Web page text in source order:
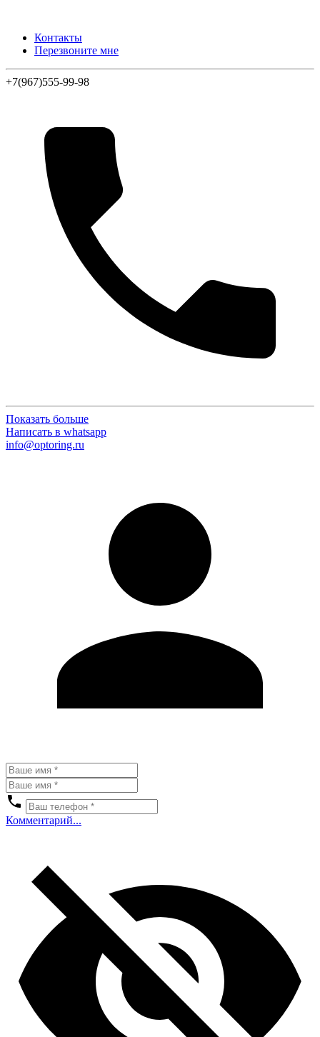
Контакты
Перезвоните мне
+7(967)555-99-98
Показать больше
Написать в whatsapp
info@optoring.ru
Комментарий...